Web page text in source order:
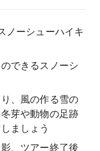
ノーシューハイキ
できるスノーシ
、風の作る雪の
芽や動物の足跡
ましょう
、ツアー終了後